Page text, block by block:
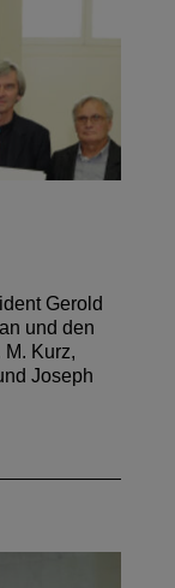
Gerold
und den
Kurz,
Joseph